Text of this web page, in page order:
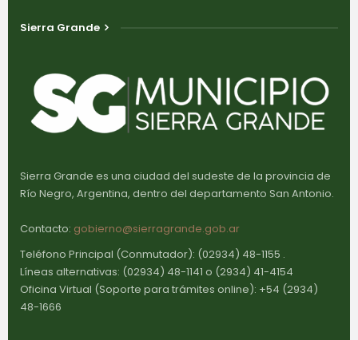
Sierra Grande
Sierra Grande es una ciudad del sudeste de la provincia de
Río Negro, Argentina, dentro del departamento San Antonio.
Contacto: gobierno@sierragrande.gob.ar
Teléfono Principal (Conmutador): (02934) 48-1155 .
Líneas alternativas: (02934) 48-1141 o (2934) 41-4154
Oficina Virtual (Soporte para trámites online): +54 (2934)
48-1666